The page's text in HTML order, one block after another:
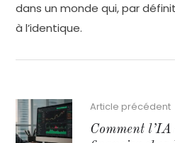
dans un monde qui, par
à l’identique.
Article précédent
Comment